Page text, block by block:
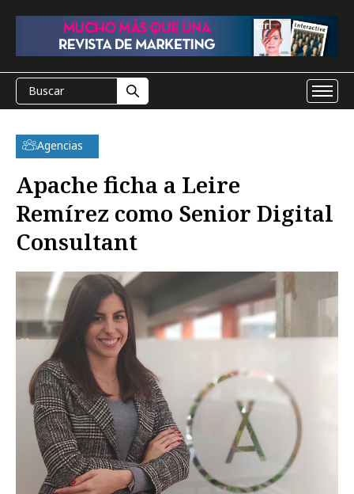
Agencias
Apache ficha a Leire
Remírez como Senior Digital
Consultant